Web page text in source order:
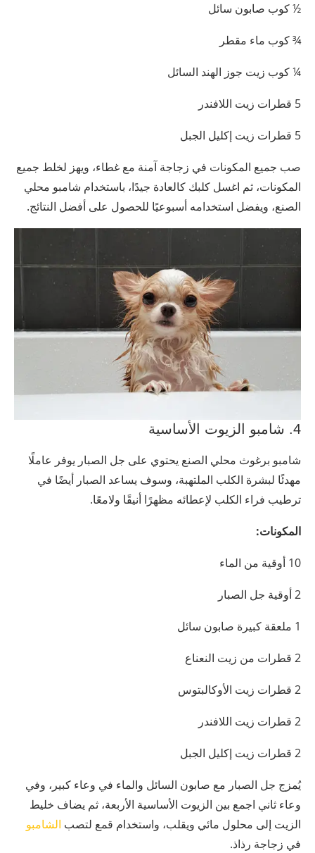
½ كوب صابون سائل
¾ كوب ماء مقطر
¼ كوب زيت جوز الهند السائل
5 قطرات زيت اللافندر
5 قطرات زيت إكليل الجبل
صب جميع المكونات في زجاجة آمنة مع غطاء، ويهز لخلط جميع
المكونات، ثم اغسل كلبك كالعادة جيدًا، باستخدام شامبو محلي
الصنع، ويفضل استخدامه أسبوعيًا للحصول على أفضل النتائج.
4. شامبو الزيوت الأساسية
شامبو برغوث محلي الصنع يحتوي على جل الصبار يوفر عاملًا
مهدئًا لبشرة الكلب الملتهبة، وسوف يساعد الصبار أيضًا في
ترطيب فراء الكلب لإعطائه مظهرًا أنيقًا ولامعًا.
المكونات:
10 أوقية من الماء
2 أوقية جل الصبار
1 ملعقة كبيرة صابون سائل
2 قطرات من زيت النعناع
2 قطرات زيت الأوكالبتوس
2 قطرات زيت اللافندر
2 قطرات زيت إكليل الجبل
يُمزج جل الصبار مع صابون السائل والماء في وعاء كبير، وفي
وعاء ثاني اجمع بين الزيوت الأساسية الأربعة، ثم يضاف خليط
الزيت إلى محلول مائي ويقلب، واستخدام قمع لتصب الشامبو
في زجاجة رذاذ.